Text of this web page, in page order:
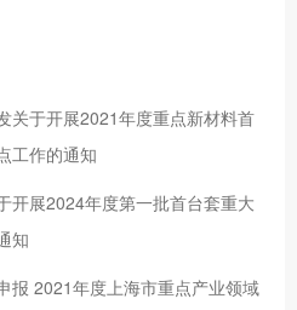
关于开展2021年度重点新材料首
工作的通知
开展2024年度第一批首台套重大
知
报 2021年度上海市重点产业领域